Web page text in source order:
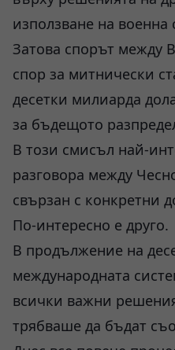
използване на военна
Затова спорът между
спор за митнически
десетки милиарда
за бъдещото
В този смисъл най-
разговора между
свързан с конкретни
По-интересно е друго.
В продължение на
международната
всички важни
трябваше да бъдат